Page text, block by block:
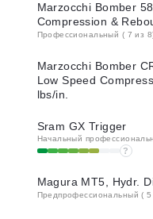
Marzocchi Bomber
Compression &
Профессиональный ( 7 из
Marzocchi Bomber
Low Speed
lbs/in.
Sram GX Trigger
Начальный
?
Magura MT5, Hydr.
Предпрофессиональный ( 5